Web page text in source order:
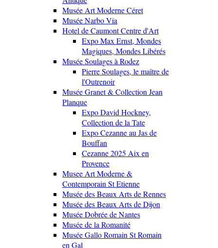
Musée Art Moderne Céret
Musée Narbo Via
Hotel de Caumont Centre d'Art
Expo Max Ernst, Mondes
Magiques, Mondes Libérés
Musée Soulages à Rodez
Pierre Soulages, le maître de
l'Outrenoir
Musée Granet & Collection Jean
Planque
Expo David Hockney,
Collection de la Tate
Expo Cezanne au Jas de
Bouffan
Cezanne 2025 Aix en
Provence
Musee Art Moderne &
Contemporain St Etienne
Musée des Beaux Arts de Rennes
Musée des Beaux Arts de Dijon
Musée Dobrée de Nantes
Musée de la Romanité
Musée Gallo Romain St Romain
en Gal